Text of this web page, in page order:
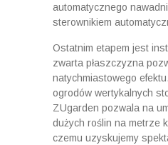
automatycznego
sterownikiem
Ostatnim etapem jest
zwarta płaszczyzna
natychmiastowego
ogrodów wertykalnych
ZUgarden pozwala na
dużych roślin na metrze
czemu uzyskujemy